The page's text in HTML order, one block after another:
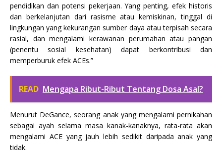
pendidikan dan potensi pekerjaan. Yang penting, efek historis
dan berkelanjutan dari rasisme atau kemiskinan, tinggal di
lingkungan yang kekurangan sumber daya atau terpisah secara
rasial, dan mengalami kerawanan perumahan atau pangan
(penentu sosial kesehatan) dapat berkontribusi dan
memperburuk efek ACEs.”
READ Mengapa Ribut-Ribut Tentang Dosa Asal?
Menurut DeGance, seorang anak yang mengalami pernikahan
sebagai ayah selama masa kanak-kanaknya, rata-rata akan
mengalami ACE yang jauh lebih sedikit daripada anak yang
tidak.